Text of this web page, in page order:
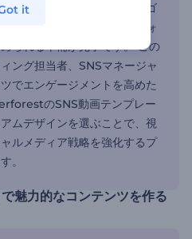
奥行きのある洗練されたロゴ
たら、どのSNSプラットフォ
られる準備が完了です。 この
ング担当者、SNSマネージャ
でエンゲージメントを高めた
のSNS動画テンプレー
ムデザインを選ぶことで、視
ルメディア戦略を強化するプ
。
魅力的なコンテンツを作る
it